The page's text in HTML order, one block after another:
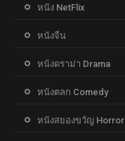
หนัง NetFlix
หนังจีน
หนังดราม่า Drama
หนังตลก Comedy
หนังสยองขวัญ Horror